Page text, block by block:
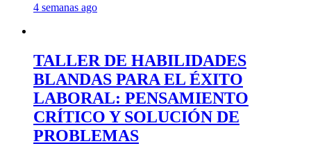
4 semanas ago
TALLER DE HABILIDADES
BLANDAS PARA EL ÉXITO
LABORAL: PENSAMIENTO
CRÍTICO Y SOLUCIÓN DE
PROBLEMAS